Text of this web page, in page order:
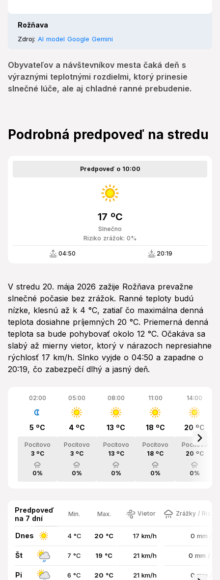
Rožňava
Zdroj: AI model Google Gemini
Obyvateľov a návštevníkov mesta čaká deň s
výraznými teplotnými rozdielmi, ktorý prinesie
slnečné lúče, ale aj chladné ranné prebudenie.
Podrobná predpoveď na stredu
Predpoveď o 10:00
Slnečno
17 ºC
Riziko zrážok: 0%
04:50 20:19
V stredu 20. mája 2026 zažije Rožňava prevažne
slnečné počasie bez zrážok. Ranné teploty budú
nízke, klesnú až k 4 °C, zatiaľ čo maximálna denná
teplota dosiahne príjemných 20 °C. Priemerná denná
teplota sa bude pohybovať okolo 12 °C. Očakáva sa
slabý až mierny vietor, ktorý v nárazoch nepresiahne
rýchlosť 17 km/h. Slnko vyjde o 04:50 a zapadne o
20:19, čo zabezpečí dlhý a jasný deň.
02:00
5 ºC
Pocitovo
3 ºC
0%
05:00
4 ºC
Pocitovo
3 ºC
0%
08:00
13 ºC
Pocitovo
13 ºC
0%
11:00
18 ºC
Pocitovo
18 ºC
0%
14:00
20 ºC
Pocitovo
20 ºC
0%
Predpoveď
na 7 dní
Min. Max. Vietor Zrážky /
Dnes 4 °C 20 °C 17 km/h 0 mm /
Št 7 °C 19 °C 21 km/h 0 mm /
Pi 6 °C 20 °C 21 km/h 0 mm /